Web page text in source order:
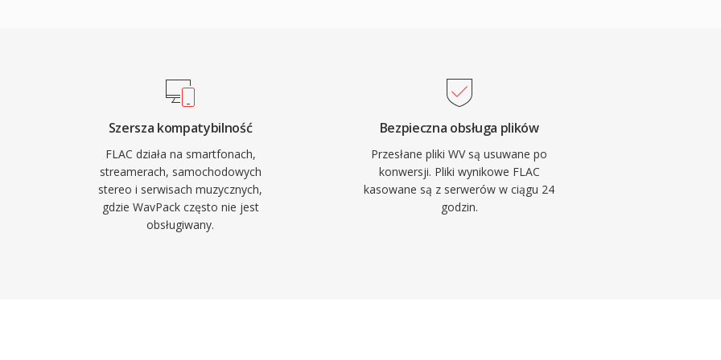
do tego kodeka. Trzy
Po pierwsze,
dekodowaniu. Po
Vorbis i okladki
dodatkowych
brak patentow i
i
Szersza kompatybilność
FLAC działa na smartfonach,
streamerach, samochodowych
stereo i serwisach muzycznych,
gdzie WavPack często nie jest
obsługiwany.
Bezpieczna obsługa plików
Przesłane pliki WV są usuwane po
konwersji. Pliki wynikowe FLAC
kasowane są z serwerów w ciągu 24
godzin.